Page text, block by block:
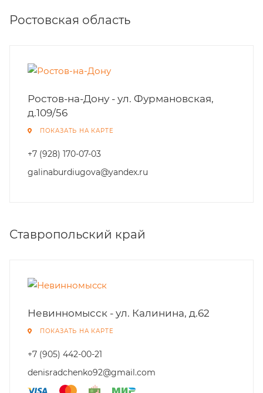
Ростовская область
Ростов-на-Дону - ул. Фурмановская,
д.109/56
ПОКАЗАТЬ НА КАРТЕ
+7 (928) 170-07-03
galinaburdiugova@yandex.ru
Ставропольский край
Невинномысск - ул. Калинина, д.62
ПОКАЗАТЬ НА КАРТЕ
+7 (905) 442-00-21
denisradchenko92@gmail.com